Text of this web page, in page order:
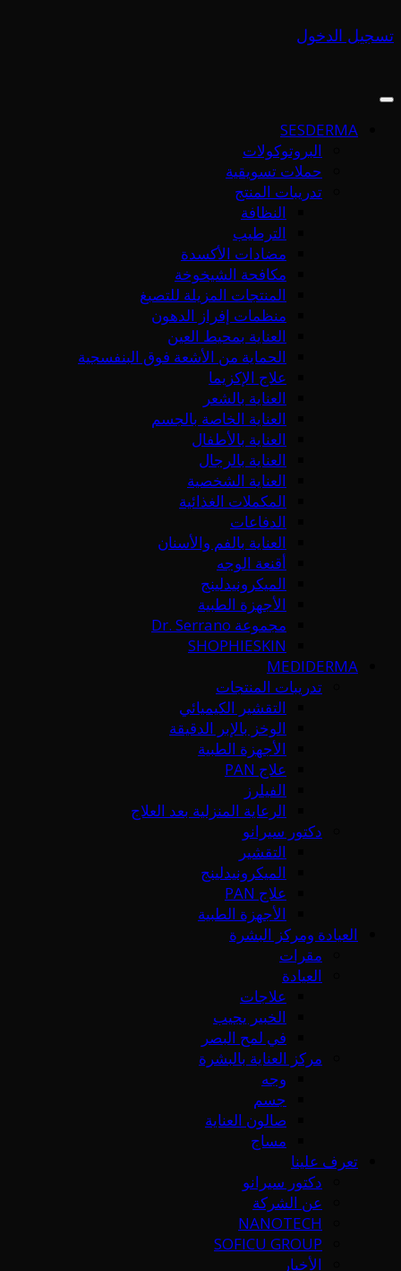
تسجيل الدخول
SESDERMA
البروتوكولات
حملات تسويقية
تدريبات المنتج
النظافة
الترطيب
مضادات الأكسدة
مكافحة الشيخوخة
المنتجات المزيلة للتصبغ
منظمات إفراز الدهون
العناية بمحيط العين
الحماية من الأشعة فوق البنفسجية
علاج الإكزيما
العناية بالشعر
العناية الخاصة بالجسم
العناية بالأطفال
العناية بالرجال
العناية الشخصية
المكملات الغذائية
الدفاعات
العناية بالفم والأسنان
أقنعة الوجه
الميكرونيدلينج
الأجهزة الطبية
مجموعة Dr. Serrano
SHOPHIESKIN
MEDIDERMA
تدريبات المنتجات
التقشير الكيميائي
الوخز بالإبر الدقيقة
الأجهزة الطبية
علاج PAN
الفيلرز
الرعاية المنزلية بعد العلاج
دكتور سيرانو
التقشير
الميكرونيدلينج
علاج PAN
الأجهزة الطبية
العيادة ومركز البشرة
مقرات
العيادة
علاجات
الخبير يجيب
في لمح البصر
مركز العناية بالبشرة
وجه
جسم
صالون العناية
مساج
تعرف علينا
دكتور سيرانو
عن الشركة
NANOTECH
SOFICU GROUP
الأخبار